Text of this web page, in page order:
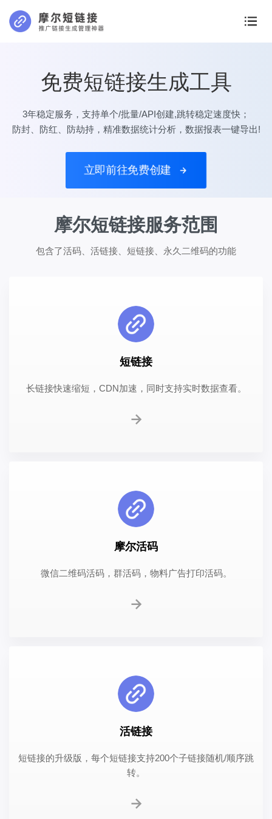
免费短链接生成工具
3年稳定服务，支持单个/批量/API创建,跳转稳定速度快；
防封、防红、防劫持，精准数据统计分析，数据报表一键导出!
立即前往免费创建
摩尔短链接服务范围
包含了活码、活链接、短链接、永久二维码的功能
短链接
长链接快速缩短，CDN加速，同时支持实时数据查看。
摩尔活码
微信二维码活码，群活码，物料广告打印活码。
活链接
短链接的升级版，每个短链接支持200个子链接随机/顺序跳
转。